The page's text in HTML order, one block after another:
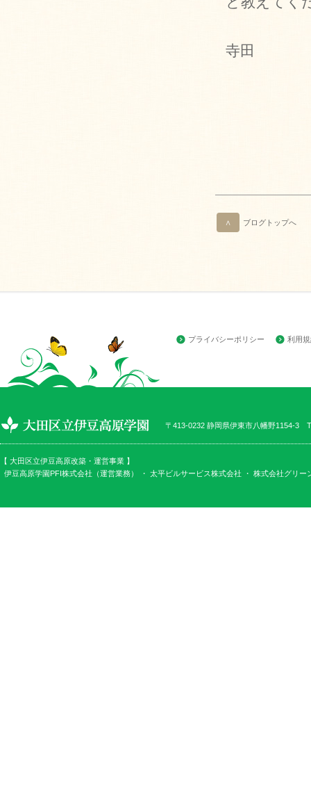
寺田
∧ ブログトップへ
プライバシーポリシー 利用
〒413-0232 静岡県伊東市八幡野1154-3
【 大田区立伊豆高原改築・運営事業 】
伊豆高原学園PFI株式会社（運営業務） ・ 太平ビルサービス株式会社 ・ 株式会社グリー